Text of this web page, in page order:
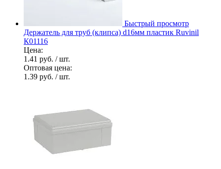
Быстрый просмотр
Держатель для труб (клипса) d16мм пластик Ruvinil
К01116
Цена:
1.41 руб. / шт.
Оптовая цена:
1.39 руб. / шт.